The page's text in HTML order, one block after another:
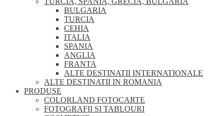
BULGARIA
TURCIA
CEHIA
ITALIA
SPANIA
ANGLIA
FRANTA
ALTE DESTINATII INTERNATIONALE
ALTE DESTINATII IN ROMANIA
PRODUSE
COLORLAND FOTOCARTE
FOTOGRAFII SI TABLOURI